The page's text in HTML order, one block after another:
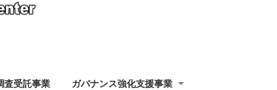
査受託事業 ガバナンス強化支援事業